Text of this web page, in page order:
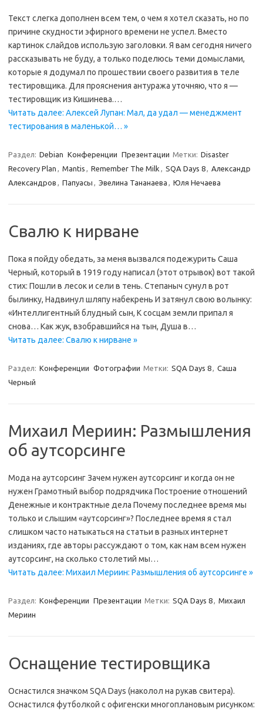
Текст слегка дополнен всем тем, о чем я хотел сказать, но по
причине скудности эфирного времени не успел. Вместо
картинок слайдов использую заголовки. Я вам сегодня ничего
рассказывать не буду, а только поделюсь теми домыслами,
которые я додумал по прошествии своего развития в теле
тестировщика. Для прояснения антуража уточняю, что я —
тестировщик из Кишинева.…
Читать далее: Алексей Лупан: Мал, да удал — менеджмент
тестирования в маленькой… »
Раздел: Debian Конференции Презентации Метки: Disaster
Recovery Plan , Mantis , Remember The Milk , SQA Days 8, Александр
Александров , Папуасы , Эвелина Тананаева , Юля Нечаева
Свалю к нирване
Пока я пойду обедать, за меня вызвался подежурить Саша
Черный, который в 1919 году написал (этот отрывок) вот такой
стих: Пошли в лесок и сели в тень. Степаныч сунул в рот
былинку, Надвинул шляпу набекрень И затянул свою волынку:
«Интеллигентный блудный сын, К сосцам земли припал я
снова… Как жук, взобравшийся на тын, Душа в…
Читать далее: Свалю к нирване »
Раздел: Конференции Фотографии Метки: SQA Days 8, Саша
Черный
Михаил Мериин: Размышления
об аутсорсинге
Мода на аутсорсинг Зачем нужен аутсорсинг и когда он не
нужен Грамотный выбор подрядчика Построение отношений
Денежные и контрактные дела Почему последнее время мы
только и слышим «аутсорсинг»? Последнее время я стал
слишком часто натыкаться на статьи в разных интернет
изданиях, где авторы рассуждают о том, как нам всем нужен
аутсорсинг, на сколько столетий мы…
Читать далее: Михаил Мериин: Размышления об аутсорсинге »
Раздел: Конференции Презентации Метки: SQA Days 8, Михаил
Мериин
Оснащение тестировщика
Оснастился значком SQA Days (наколол на рукав свитера).
Оснастился футболкой с офигенски многоплановым рисунком: